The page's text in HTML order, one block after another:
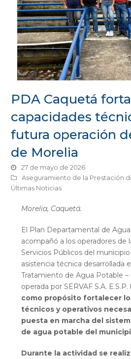
PDA Caquetá
capacidades
futura operación
de Morelia
27 de mayo de 2026
Aseguramiento de la Prestación
Últimas Noticias
Morelia, Caquetá.
El Plan Departamental de
acompañó a los operadores de
Servicios Públicos del
asistencia técnica desarrollada
Tratamiento de Agua Potable –
operada por SERVAF S.A. E.S.P.
como propósito fortalecer
técnicos y operativos
puesta en marcha del
de agua potable del
Durante la actividad se